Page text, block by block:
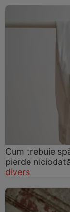
Cum trebuie
pierde
divers